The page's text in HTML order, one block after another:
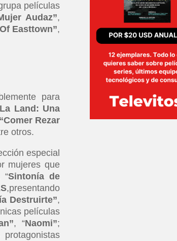
películas
Audaz”,
Easttown”,
para
Land: Una
Rezar
otros.
especial
mujeres que
“Sintonía de
,presentando
Destruirte”,
películas
, “Naomi”;